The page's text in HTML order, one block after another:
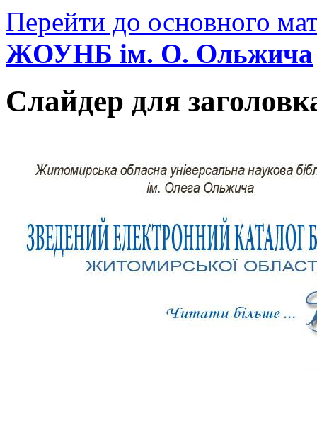
Перейти до основного
ЖОУНБ ім. О. Ольжича
Слайдер для